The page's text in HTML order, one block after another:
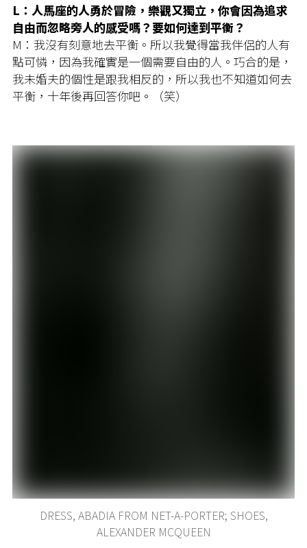
L：人馬座的人勇於冒險，樂觀又獨立，你會因為追求
自由而忽略旁人的感受嗎？要如何達到平衡？
M：我沒有刻意地去平衡。所以我覺得當我伴侶的人有
點可憐，因為我確實是一個需要自由的人。巧合的是，
我未婚夫的個性是跟我相反的，所以我也不知道如何去
平衡，十年後再回答你吧。（笑）
DRESS, ABADIA FROM NET-A-PORTER; SHOES,
ALEXANDER MCQUEEN